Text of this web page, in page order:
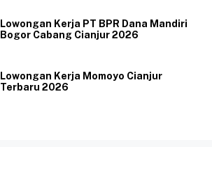
Lowongan Kerja PT BPR Dana Mandiri
Bogor Cabang Cianjur 2026
Lowongan Kerja Momoyo Cianjur
Terbaru 2026